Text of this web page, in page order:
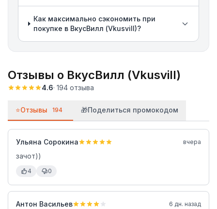
Как максимально сэкономить при
покупке в ВкусВилл (Vkusvill)?
Отзывы о ВкусВилл (Vkusvill)
4.6· 194 отзыва
⭐Отзывы 194 🎁Поделиться промокодом
Ульяна Сорокина вчера
зачот))
4 0
Антон Васильев 6 дн. назад